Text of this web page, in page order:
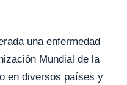
una enfermedad
Mundial de la
en diversos países y